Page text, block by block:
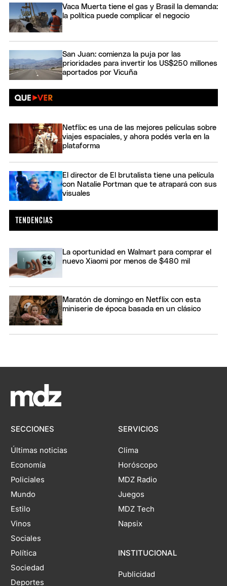
Vaca Muerta tiene el gas y Brasil la demanda:
la política puede complicar el negocio
San Juan: comienza la puja por las
prioridades para invertir los US$250 millones
aportados por Vicuña
Netflix: es una de las mejores películas sobre
viajes espaciales, y ahora podés verla en la
plataforma
El director de El brutalista tiene una película
con Natalie Portman que te atrapará con sus
visuales
La oportunidad en Walmart para comprar el
nuevo Xiaomi por menos de $480 mil
Maratón de domingo en Netflix con esta
miniserie de época basada en un clásico
SECCIONES
Últimas noticias
Economía
Policiales
Mundo
Estilo
Vinos
Sociales
Política
Sociedad
Deportes
SERVICIOS
Clima
Horóscopo
MDZ Radio
Juegos
MDZ Tech
Napsix
INSTITUCIONAL
Publicidad